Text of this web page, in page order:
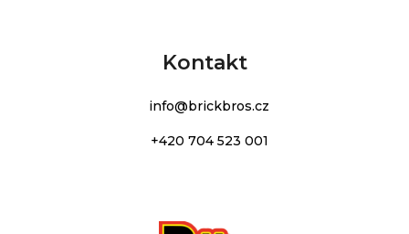
Kontakt
info@brickbros.cz
+420 704 523 001